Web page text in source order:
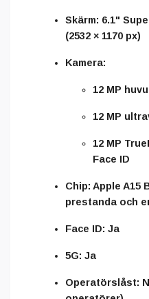
Skärm: 6.1"
(2532 × 1170 px)
Kamera:
12 MP
12 MP
12 MP
Face ID
Chip: Apple A15
prestanda och
Face ID: Ja
5G: Ja
Operatörslåst: